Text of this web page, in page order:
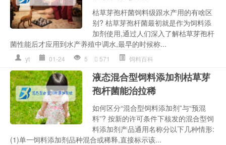
枯草芽孢杆菌饲料级跟水产用的有啥区
别? 枯草芽孢杆菌最初就是作为饲料添
加剂使用,通过人们深入了解枯草芽孢杆
菌性能后才应用到水产养殖中调水,最早的时候称...
yt 01-24 5 571 饲料百科
液态混合型饲料添加剂枯草芽
孢杆菌能治拉稀
如何区分“混合型饲料添加剂”与“预混
料”? 按新的许可条件下核发的混合型饲
料添加剂产品通用名称分以下几种情形:
(1)单一饲料添加剂品种混合或稀释,直接标示该...